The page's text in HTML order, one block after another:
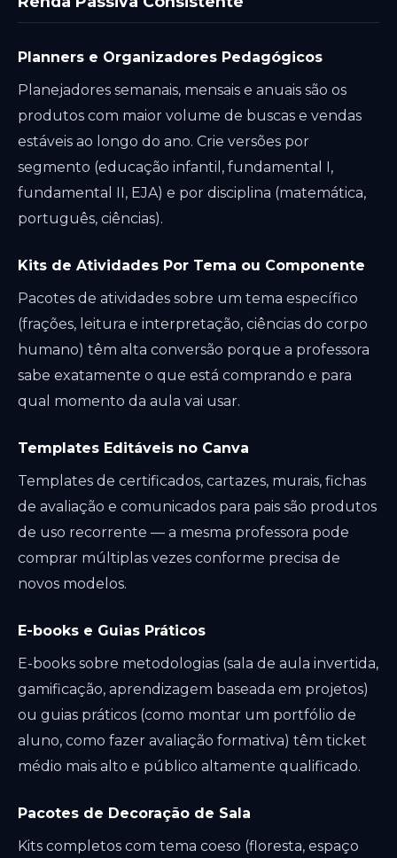
Planners e Organizadores Pedagógicos
Planejadores semanais, mensais e anuais são os
produtos com maior volume de buscas e vendas
estáveis ao longo do ano. Crie versões por
segmento (educação infantil, fundamental I,
fundamental II, EJA) e por disciplina (matemática,
português, ciências).
Kits de Atividades Por Tema ou Componente
Pacotes de atividades sobre um tema específico
(frações, leitura e interpretação, ciências do corpo
humano) têm alta conversão porque a professora
sabe exatamente o que está comprando e para
qual momento da aula vai usar.
Templates Editáveis no Canva
Templates de certificados, cartazes, murais, fichas
de avaliação e comunicados para pais são produtos
de uso recorrente — a mesma professora pode
comprar múltiplas vezes conforme precisa de
novos modelos.
E-books e Guias Práticos
E-books sobre metodologias (sala de aula invertida,
gamificação, aprendizagem baseada em projetos)
ou guias práticos (como montar um portfólio de
aluno, como fazer avaliação formativa) têm ticket
médio mais alto e público altamente qualificado.
Pacotes de Decoração de Sala
Kits completos com tema coeso (floresta, espaço